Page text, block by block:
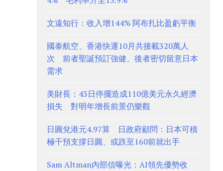
文遠知行：收入增144% 阿布扎比盈虧平衡
國泰航空、香港快運10月共接載320萬人
次 前者聖誕預訂強健、後者密切留意日本
需求
美財長：43日停擺造成110億美元永久經濟
損失 對明年增長前景仍樂觀
日圓兌港元4.97算 日政府顧問：日本可積
極干預支撐日圓、或跌至160前就出手
Sam Altman內部信曝光：AI領先優勢收